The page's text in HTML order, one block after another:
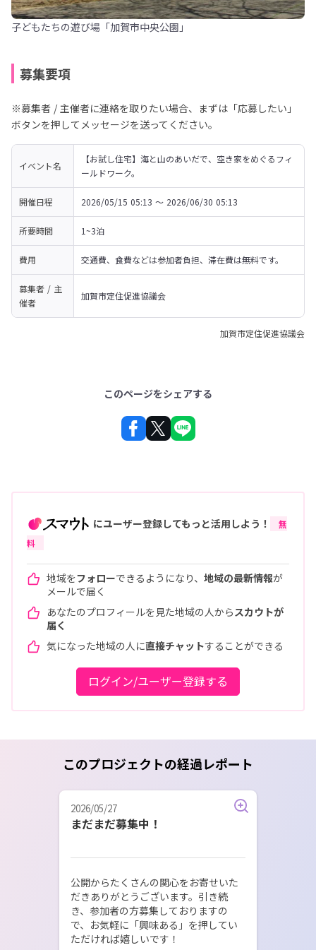
子どもたちの遊び場「加賀市中央公園」
募集要項
※募集者 / 主催者に連絡を取りたい場合、まずは「応募したい」
ボタンを押してメッセージを送ってください。
イベント名
【お試し住宅】海と山のあいだで、空き家をめぐるフィ
ールドワーク。
開催日程 2026/05/15 05:13 〜 2026/06/30 05:13
所要時間 1~3泊
費用 交通費、食費などは参加者負担、滞在費は無料です。
募集者 / 主
催者
加賀市定住促進協議会
加賀市定住促進協議会
このページをシェアする
にユーザー登録してもっと活用しよう！
無
料
地域をフォローできるようになり、 地域の最新情報が
メールで届く
あなたのプロフィールを見た地域の人から スカウトが
届く
気になった地域の人に直接チャットすることができる
ログイン/ユーザー登録する
このプロジェクトの経過レポート
2026/05/27
まだまだ募集中！
公開からたくさんの関心をお寄せいた
だきありがとうございます。引き続
き、参加者の方募集しておりますの
で、お気軽に「興味ある」を押してい
ただければ嬉しいです！